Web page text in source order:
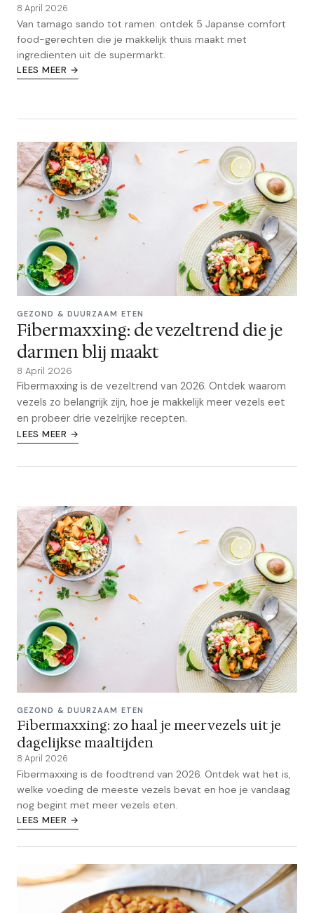
8 April 2026
Van tamago sando tot ramen: ontdek 5 Japanse comfort
food-gerechten die je makkelijk thuis maakt met
ingredienten uit de supermarkt.
LEES MEER →
GEZOND & DUURZAAM ETEN
Fibermaxxing: de vezeltrend die je
darmen blij maakt
8 April 2026
Fibermaxxing is de vezeltrend van 2026. Ontdek waarom
vezels zo belangrijk zijn, hoe je makkelijk meer vezels eet
en probeer drie vezelrijke recepten.
LEES MEER →
GEZOND & DUURZAAM ETEN
Fibermaxxing: zo haal je meer vezels uit je
dagelijkse maaltijden
8 April 2026
Fibermaxxing is de foodtrend van 2026. Ontdek wat het is,
welke voeding de meeste vezels bevat en hoe je vandaag
nog begint met meer vezels eten.
LEES MEER →